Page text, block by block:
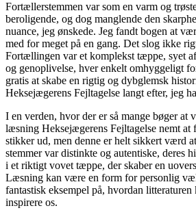
Fortællerstemmen var som en varm og
beroligende, og dog manglende den
nuance, jeg ønskede. Jeg fandt bogen at
med for meget på en gang. Det slog ikke
Fortællingen var et komplekst tæppe, syet
og genoplivelse, hver enkelt omhyggeligt
gratis at skabe en rigtig og dybglemsk
Heksejægerens Fejltagelse langt efter, jeg
I en verden, hvor der er så mange bøger at
læsning Heksejægerens Fejltagelse nemt at
stikker ud, men denne er helt sikkert værd
stemmer var distinkte og autentiske, deres
i et riktigt vovet tæppe, der skaber en
Læsning kan være en form for personlig
fantastisk eksempel på, hvordan
inspirere os.